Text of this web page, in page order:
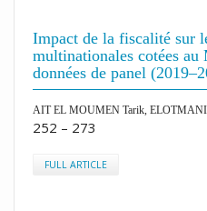
Impact de la fiscalité sur
multinationales cotées au
données de panel
AIT EL MOUMEN Tarik,
252 – 273
FULL ARTICLE